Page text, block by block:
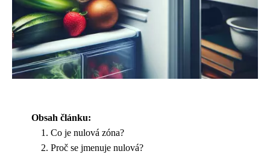
Obsah článku:
Co je nulová zóna?
Proč se jmenuje nulová?